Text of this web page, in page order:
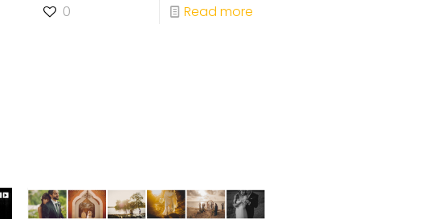
0 Read more